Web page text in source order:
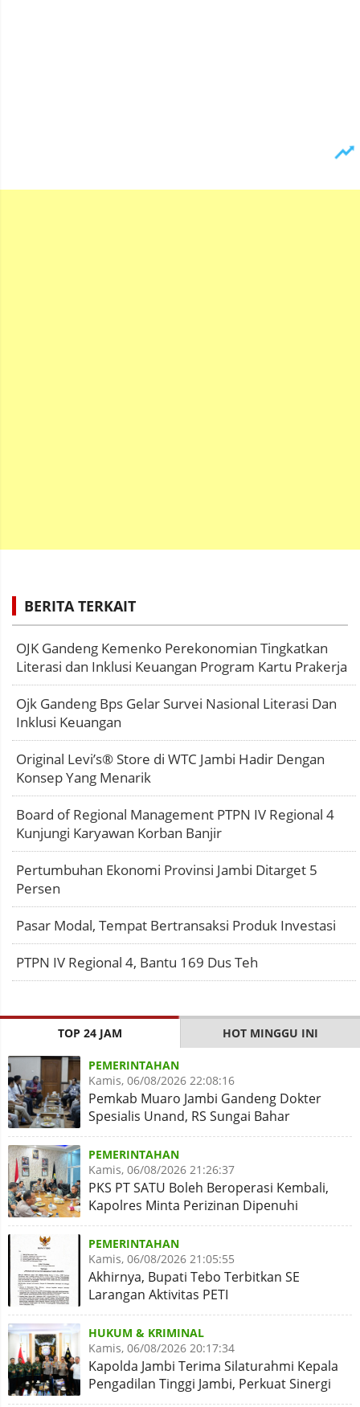
BERITA TERKAIT
OJK Gandeng Kemenko Perekonomian Tingkatkan
Literasi dan Inklusi Keuangan Program Kartu Prakerja
Ojk Gandeng Bps Gelar Survei Nasional Literasi Dan
Inklusi Keuangan
Original Levi’s® Store di WTC Jambi Hadir Dengan
Konsep Yang Menarik
Board of Regional Management PTPN IV Regional 4
Kunjungi Karyawan Korban Banjir
Pertumbuhan Ekonomi Provinsi Jambi Ditarget 5
Persen
Pasar Modal, Tempat Bertransaksi Produk Investasi
PTPN IV Regional 4, Bantu 169 Dus Teh
TOP 24 JAM HOT MINGGU INI
PEMERINTAHAN
Kamis, 06/08/2026 22:08:16
Pemkab Muaro Jambi Gandeng Dokter
Spesialis Unand, RS Sungai Bahar
Disiapkan Naik Kelas
PEMERINTAHAN
Kamis, 06/08/2026 21:26:37
PKS PT SATU Boleh Beroperasi Kembali,
Kapolres Minta Perizinan Dipenuhi
PEMERINTAHAN
Kamis, 06/08/2026 21:05:55
Akhirnya, Bupati Tebo Terbitkan SE
Larangan Aktivitas PETI
HUKUM & KRIMINAL
Kamis, 06/08/2026 20:17:34
Kapolda Jambi Terima Silaturahmi Kepala
Pengadilan Tinggi Jambi, Perkuat Sinergi
Antar Lembaga